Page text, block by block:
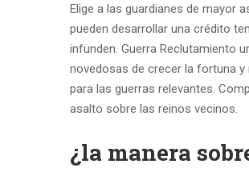
Elige a las guardianes de mayor
pueden desarrollar una crédito
infunden. Guerra Reclutamiento
novedosas de crecer la fortuna
para las guerras relevantes.
asalto sobre las reinos vecinos.
¿la manera